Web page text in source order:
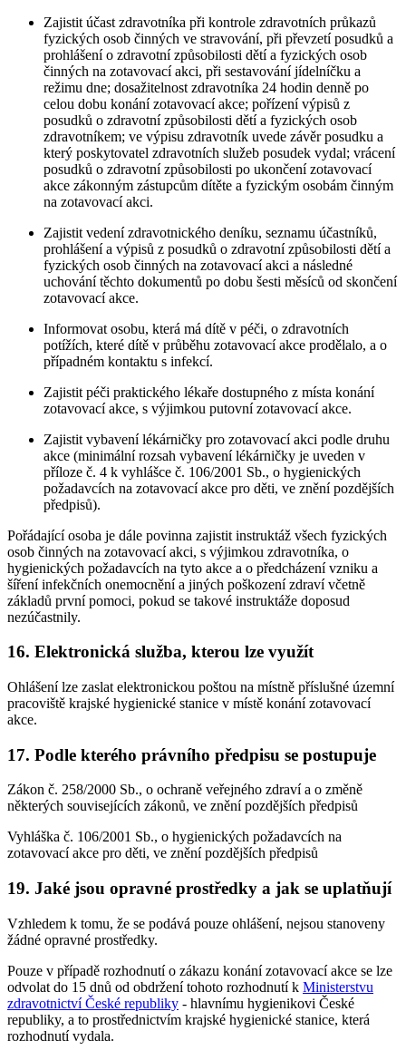
Zajistit účast zdravotníka při kontrole zdravotních průkazů
fyzických osob činných ve stravování, při převzetí posudků a
prohlášení o zdravotní způsobilosti dětí a fyzických osob
činných na zotavovací akci, při sestavování jídelníčku a
režimu dne; dosažitelnost zdravotníka 24 hodin denně po
celou dobu konání zotavovací akce; pořízení výpisů z
posudků o zdravotní způsobilosti dětí a fyzických osob
zdravotníkem; ve výpisu zdravotník uvede závěr posudku a
který poskytovatel zdravotních služeb posudek vydal; vrácení
posudků o zdravotní způsobilosti po ukončení zotavovací
akce zákonným zástupcům dítěte a fyzickým osobám činným
na zotavovací akci.
Zajistit vedení zdravotnického deníku, seznamu účastníků,
prohlášení a výpisů z posudků o zdravotní způsobilosti dětí a
fyzických osob činných na zotavovací akci a následné
uchování těchto dokumentů po dobu šesti měsíců od skončení
zotavovací akce.
Informovat osobu, která má dítě v péči, o zdravotních
potížích, které dítě v průběhu zotavovací akce prodělalo, a o
případném kontaktu s infekcí.
Zajistit péči praktického lékaře dostupného z místa konání
zotavovací akce, s výjimkou putovní zotavovací akce.
Zajistit vybavení lékárničky pro zotavovací akci podle druhu
akce (minimální rozsah vybavení lékárničky je uveden v
příloze č. 4 k vyhlášce č. 106/2001 Sb., o hygienických
požadavcích na zotavovací akce pro děti, ve znění pozdějších
předpisů).
Pořádající osoba je dále povinna zajistit instruktáž všech fyzických
osob činných na zotavovací akci, s výjimkou zdravotníka, o
hygienických požadavcích na tyto akce a o předcházení vzniku a
šíření infekčních onemocnění a jiných poškození zdraví včetně
základů první pomoci, pokud se takové instruktáže doposud
nezúčastnily.
16. Elektronická služba, kterou lze využít
Ohlášení lze zaslat elektronickou poštou na místně příslušné územní
pracoviště krajské hygienické stanice v místě konání zotavovací
akce.
17. Podle kterého právního předpisu se postupuje
Zákon č. 258/2000 Sb., o ochraně veřejného zdraví a o změně
některých souvisejících zákonů, ve znění pozdějších předpisů
Vyhláška č. 106/2001 Sb., o hygienických požadavcích na
zotavovací akce pro děti, ve znění pozdějších předpisů
19. Jaké jsou opravné prostředky a jak se uplatňují
Vzhledem k tomu, že se podává pouze ohlášení, nejsou stanoveny
žádné opravné prostředky.
Pouze v případě rozhodnutí o zákazu konání zotavovací akce se lze
odvolat do 15 dnů od obdržení tohoto rozhodnutí k Ministerstvu
zdravotnictví České republiky - hlavnímu hygienikovi České
republiky, a to prostřednictvím krajské hygienické stanice, která
rozhodnutí vydala.